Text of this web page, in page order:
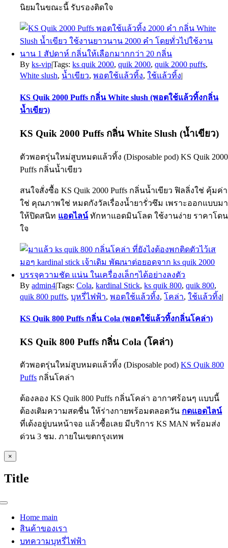
นิยมในขณะนี้ รับรองติดใจ
Byks-vip|Tags:ks quik 2000,quik 2000,quik 2000 puffs,
White slush, น้ำเขียว,พอตใช้แล้วทิ้ง,ใช้แล้วทิ้ง|
KS Quik 2000 Puffs กลิ่น White slush (พอตใช้แล้วทิ้งกลิ่น
น้ำเขียว)
KS Quik 2000 Puffs กลิ่น White Slush (น้ำเขียว)
ตัวพอตรุ่นใหม่สูบหมดแล้วทิ้ง (Disposable pod) KS Quik 2000
Puffs กลิ่นน้ำเขียว
สนใจสั่งซื้อ KS Quik 2000 Puffs กลิ่นน้ำเขียว ฟิลลิ่งใช่ คุ้มค่า
ใช่ คุณภาพใช่ หมดกังวัลเรื่องน้ำยารั่วซึม เพราะออกแบบมา
ให้ปิดสนิท แอดไลน์ทักหาแอดมินโลด ใช้งานง่าย ราคาโดน
ใจ
Byadmin4|Tags:Cola,kardinal Stick,ks quik 800,quik 800,
quik 800 puffs,บุหรี่ไฟฟ้า,พอตใช้แล้วทิ้ง,โคล่า,ใช้แล้วทิ้ง|
KS Quik 800 Puffs กลิ่น Cola (พอตใช้แล้วทิ้งกลิ่นโคล่า)
KS Quik 800 Puffs กลิ่น Cola (โคล่า)
ตัวพอตรุ่นใหม่สูบหมดแล้วทิ้ง (Disposable pod)KS Quik 800
Puffs กลิ่นโคล่า
ต้องลอง KS Quik 800 Puffs กลิ่นโคล่า อากาศร้อนๆ แบบนี้
ต้องเติมความสดชื่น ให้ร่างกายพร้อมตลอดวัน กดแอดไลน์
ที่เด้งอยู่บนหน้าจอ แล้วซื้อเลย มีบริการ KS MAN พร้อมส่ง
ด่วน 3 ชม. ภายในเขตกรุงเทพ
Close
product
view
×
Title
Toggle
NavigationHome main
สินค้าของเรา
บทความบุหรี่ไฟฟ้า